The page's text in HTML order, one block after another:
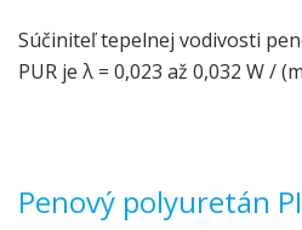
Súčiniteľ tepelnej vodivosti
PUR je λ = 0,023 až 0,032 W /
Penový polyuretán